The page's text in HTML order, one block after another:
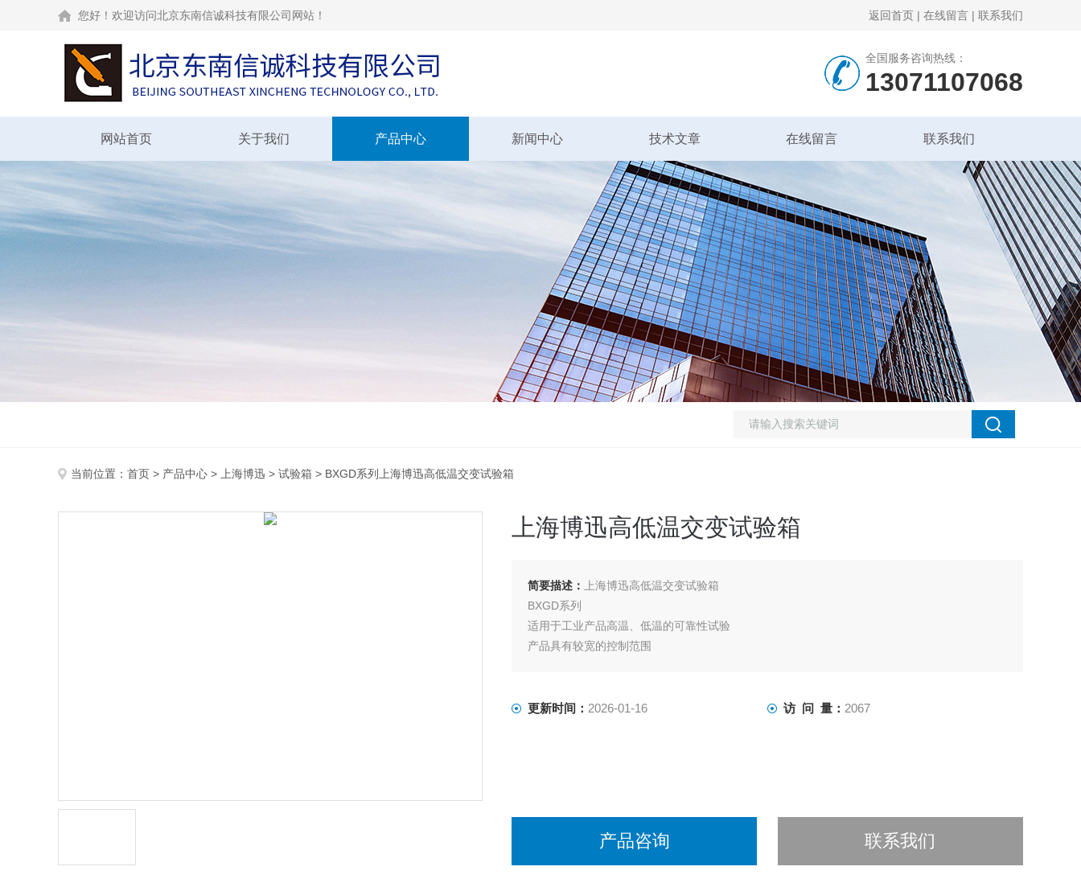
您好！欢迎访问北京东南信诚科技有限公司网站！ 返回首页 | 在线留言 | 联系我们
全国服务咨询热线：
13071107068
网站首页 关于我们 产品中心 新闻中心 技术文章 在线留言 联系我们
当前位置： 首页 > 产品中心 > 上海博迅 > 试验箱 > BXGD系列上海博迅高低温交变试验箱
上海博迅高低温交变试验箱
简要描述：
上海博迅高低温交变试验箱
BXGD系列
适用于工业产品高温、低温的可靠性试验
产品具有较宽的控制范围
更新时间： 2026-01-16 访 问 量： 2067
产品咨询 联系我们